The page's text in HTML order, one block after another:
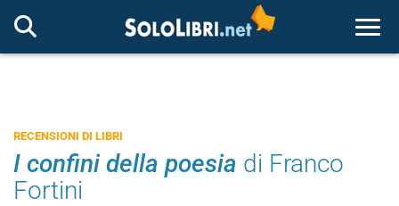
RECENSIONI DI LIBRI
I confini della poesia di Franco
Fortini